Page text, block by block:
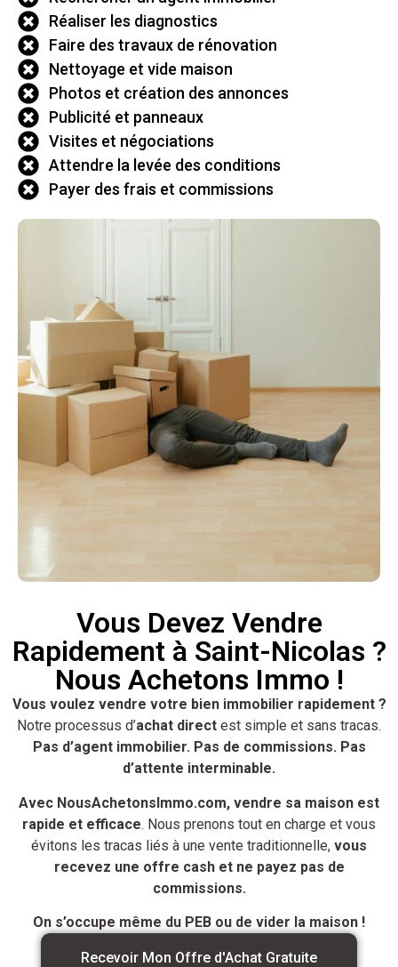
Réaliser les diagnostics
Faire des travaux de rénovation
Nettoyage et vide maison
Photos et création des annonces
Publicité et panneaux
Visites et négociations
Attendre la levée des conditions
Payer des frais et commissions
Vous Devez Vendre
Rapidement à Saint-Nicolas ?
Nous Achetons Immo !
Vous voulez vendre votre bien immobilier rapidement ?
Notre processus d’achat direct est simple et sans tracas.
Pas d’agent immobilier. Pas de commissions. Pas
d’attente interminable.
Avec NousAchetonsImmo.com, vendre sa maison est
rapide et efficace. Nous prenons tout en charge et vous
évitons les tracas liés à une vente traditionnelle, vous
recevez une offre cash et ne payez pas de
commissions.
On s’occupe même du PEB ou de vider la maison !
Recevoir Mon Offre d'Achat Gratuite